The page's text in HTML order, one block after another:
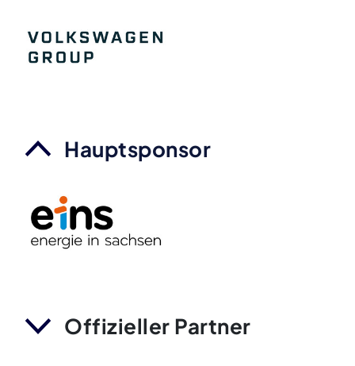
Hauptsponsor
Offizieller Partner